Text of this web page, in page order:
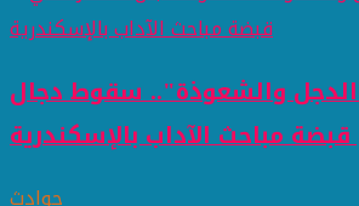
والشعوذة".. سقوط دجال
مباحث الآداب بالإسكندرية